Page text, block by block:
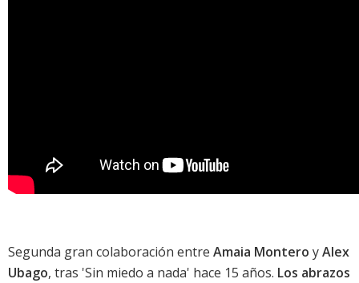
Segunda gran colaboración entre Amaia Montero yAlex
Ubago, tras 'Sin miedo a nada' hace 15 años. Los abrazos